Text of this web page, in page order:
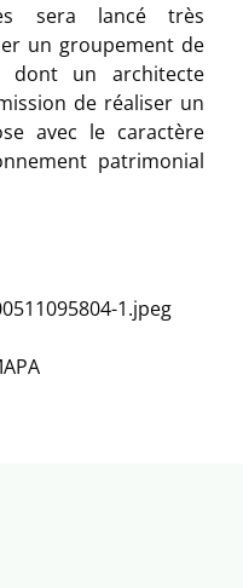
sera lancé très
un groupement de
dont un architecte
de réaliser un
avec le caractère
patrimonial